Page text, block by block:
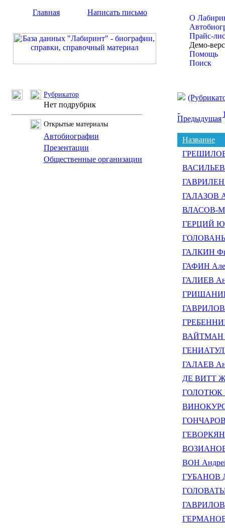
Главная Написать письмо
О
Прайс-
Демо-
Помощь
Поиск
Рубрикатор
Нет подрубрик
Открытые материалы
Автобиографии
Презентации
Общественные организации
Предыдущая
Название
ГРЕШИЛОВ
ВАСИЛЬЕВ
ГАЛАЗОВ
ВЛАСОВ-
ГЕРЦИЙ
ГОЛОВАНЬ
ГАЛКИН
ГАФИН
ГАЛИЕВ
ГРИШАНИН
ГАВРИЛОВ
ВАЙТМАН
ГАЛАЕВ
ДЕ ВИТТ
ГОЛОТЮК
ГОНЧАРОВ
ГЕВОРКЯН
ВОЗИАНОВ
ВОН
ГУБАНОВ
ГАВРИЛОВ
ГЕРМАНОВ